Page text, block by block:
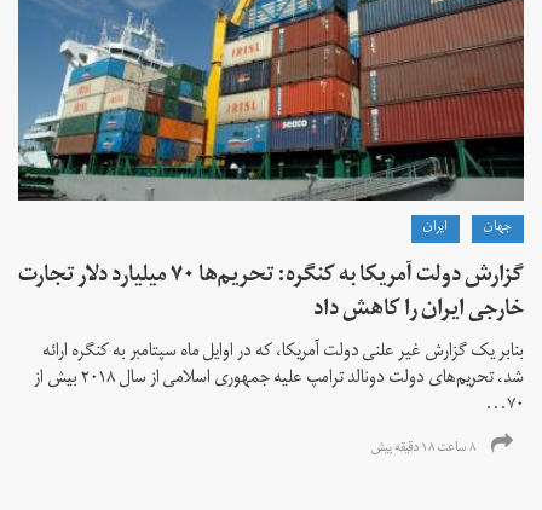
جهان ايران
گزارش دولت آمریکا به کنگره: تحریم‌ها ۷۰ میلیارد دلار تجارت
خارجی ایران را کاهش داد
بنابر یک گزارش غیر علنی دولت آمریکا، که در اوایل ماه سپتامبر به کنگره ارائه
شد، تحریم‌های دولت دونالد ترامپ علیه جمهوری اسلامی از سال ۲۰۱۸ بیش از
۷۰...
۸ ساعت ۱۸ دقیقه پیش